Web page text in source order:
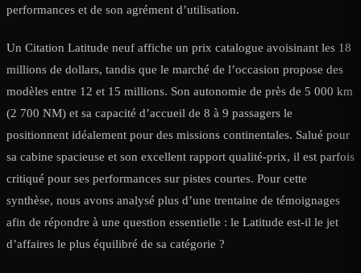
performances et de son agrément d’utilisation.
Un Citation Latitude neuf affiche un prix catalogue avoisinant les 18
millions de dollars, tandis que le marché de l’occasion propose des
modèles entre 12 et 15 millions. Son autonomie de près de 5 000 km
(2 700 NM) et sa capacité d’accueil de 8 à 9 passagers le
positionnent idéalement pour des missions continentales. Salué pour
sa cabine spacieuse et son excellent rapport qualité-prix, il est parfois
critiqué pour ses performances sur pistes courtes. Pour cette
synthèse, nous avons analysé plus d’une trentaine de témoignages
afin de répondre à une question essentielle : le Latitude est-il le jet
d’affaires le plus équilibré de sa catégorie ?